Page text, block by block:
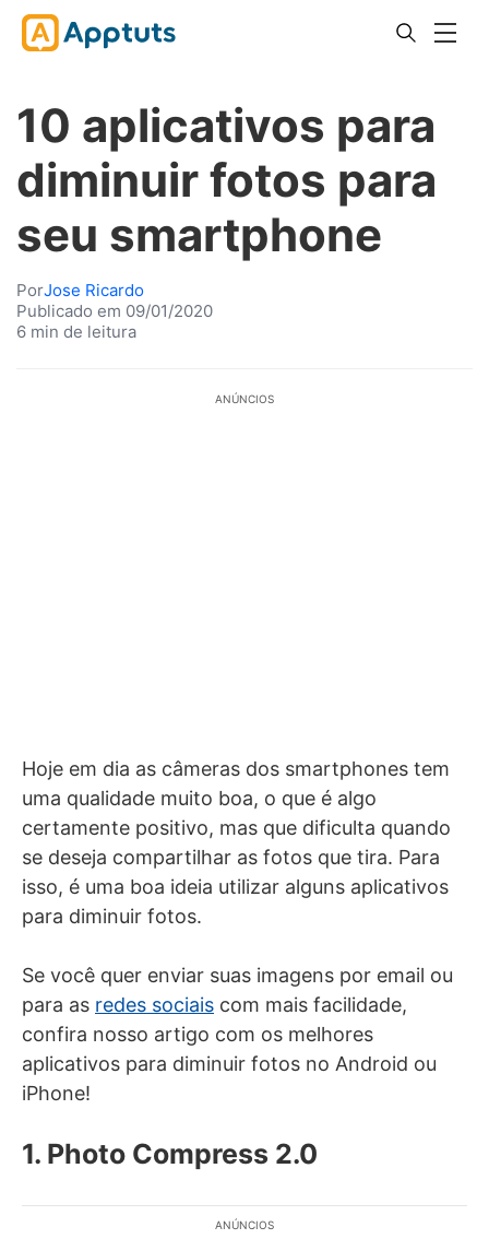
10 aplicativos para
diminuir fotos para
seu smartphone
PorJose Ricardo
Publicado em 09/01/2020
6 min de leitura
ANÚNCIOS
Hoje em dia as câmeras dos smartphones tem
uma qualidade muito boa, o que é algo
certamente positivo, mas que dificulta quando
se deseja compartilhar as fotos que tira. Para
isso, é uma boa ideia utilizar alguns aplicativos
para diminuir fotos.
Se você quer enviar suas imagens por email ou
para as redes sociais com mais facilidade,
confira nosso artigo com os melhores
aplicativos para diminuir fotos no Android ou
iPhone!
1. Photo Compress 2.0
ANÚNCIOS